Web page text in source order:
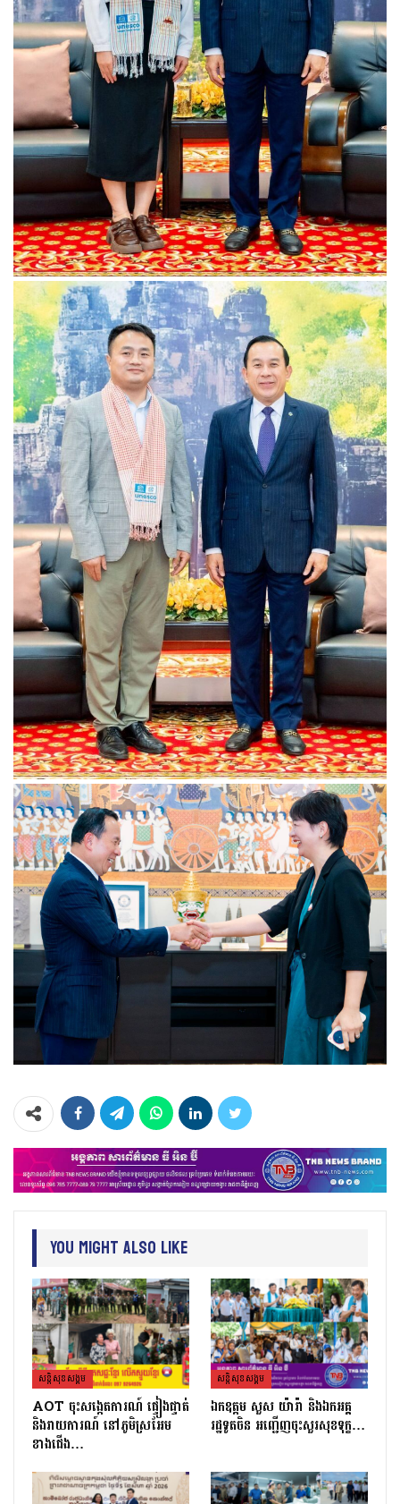
You Might Also Like
សន្តិសុខសង្គម
AOT ចុះសង្កេតការណ៍ ផ្ទៀងផ្ទាត់
និងរាយការណ៍ នៅភូមិស្រអែម
ខាងជើង…
សន្តិសុខសង្គម
ឯកឧត្តម សួស យ៉ារ៉ា និងឯកអគ្គ
រដ្ឋទូតចិន អញ្ជើញចុះសួរសុខទុក្ខ…